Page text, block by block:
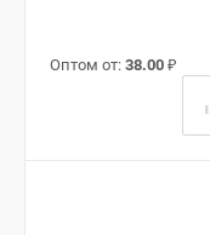
Оптом от: 38.00 ₽